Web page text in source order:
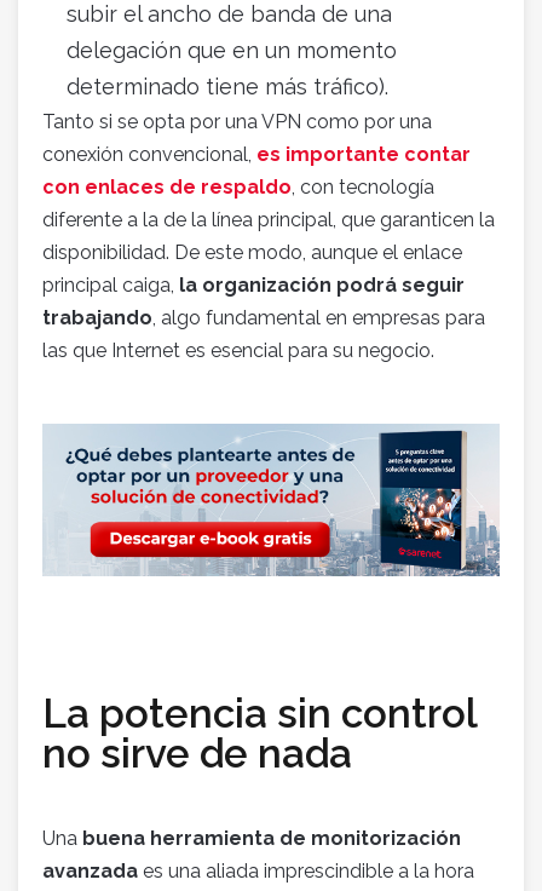
subir el ancho de banda de una
delegación que en un momento
determinado tiene más tráfico).
Tanto si se opta por una VPN como por una
conexión convencional, es importante contar
con enlaces de respaldo, con tecnología
diferente a la de la línea principal, que garanticen la
disponibilidad. De este modo, aunque el enlace
principal caiga, la organización podrá seguir
trabajando, algo fundamental en empresas para
las que Internet es esencial para su negocio.
La potencia sin control
no sirve de nada
Una buena herramienta de monitorización
avanzada es una aliada imprescindible a la hora